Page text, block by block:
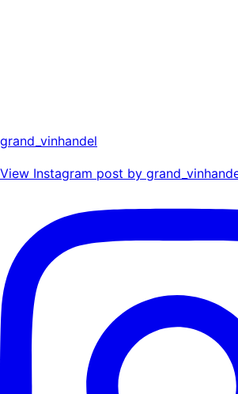
grand_vinhandel
View Instagram post by